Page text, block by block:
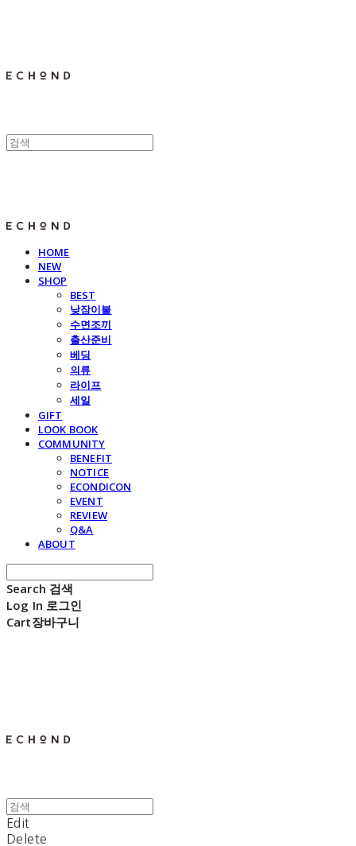
HOME
NEW
SHOP
BEST
낮잠이불
수면조끼
출산준비
베딩
의류
라이프
세일
GIFT
LOOK BOOK
COMMUNITY
BENEFIT
NOTICE
ECONDICON
EVENT
REVIEW
Q&A
ABOUT
Search 검색
Log In 로그인
Cart장바구니
Edit
Delete